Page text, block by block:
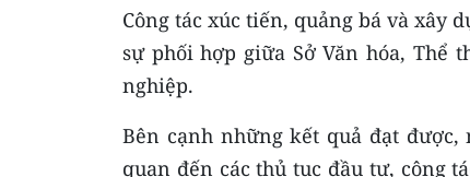
Công tác xúc tiến, quảng bá và xây
sự phối hợp giữa Sở Văn hóa, Thể
nghiệp.
Bên cạnh những kết quả đạt
quan đến các thủ tục đầu tư, công